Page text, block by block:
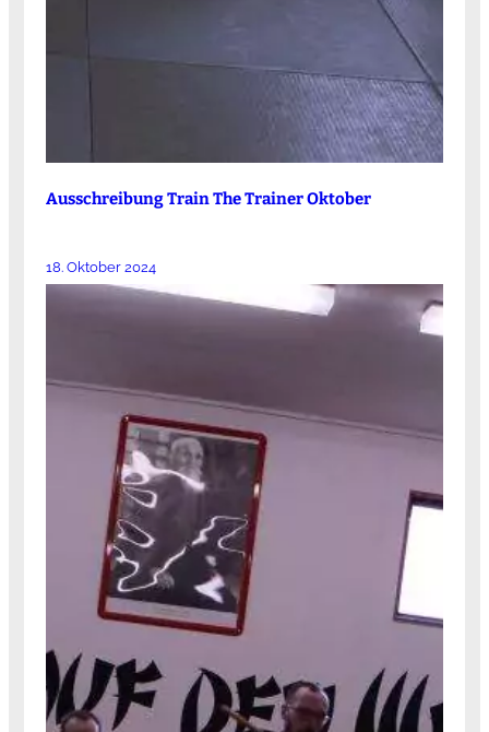
Ausschreibung Train The Trainer Oktober
18. Oktober 2024